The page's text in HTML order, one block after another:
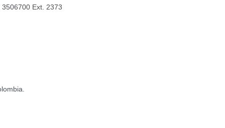
Ext. 2373